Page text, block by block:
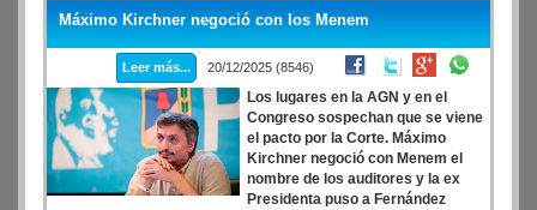
legislativo. Milei declaró el domingo que no va a vetar el
Presupuesto y que reasignará partidas para cumplir con la meta del
déficit cero.
Máximo Kirchner negoció con los Menem
Leer más... 20/12/2025 (8546)
Los lugares en la AGN y en el
Congreso sospechan que se viene
el pacto por la Corte. Máximo
Kirchner negoció con Menem el
nombre de los auditores y la ex
Presidenta puso a Fernández